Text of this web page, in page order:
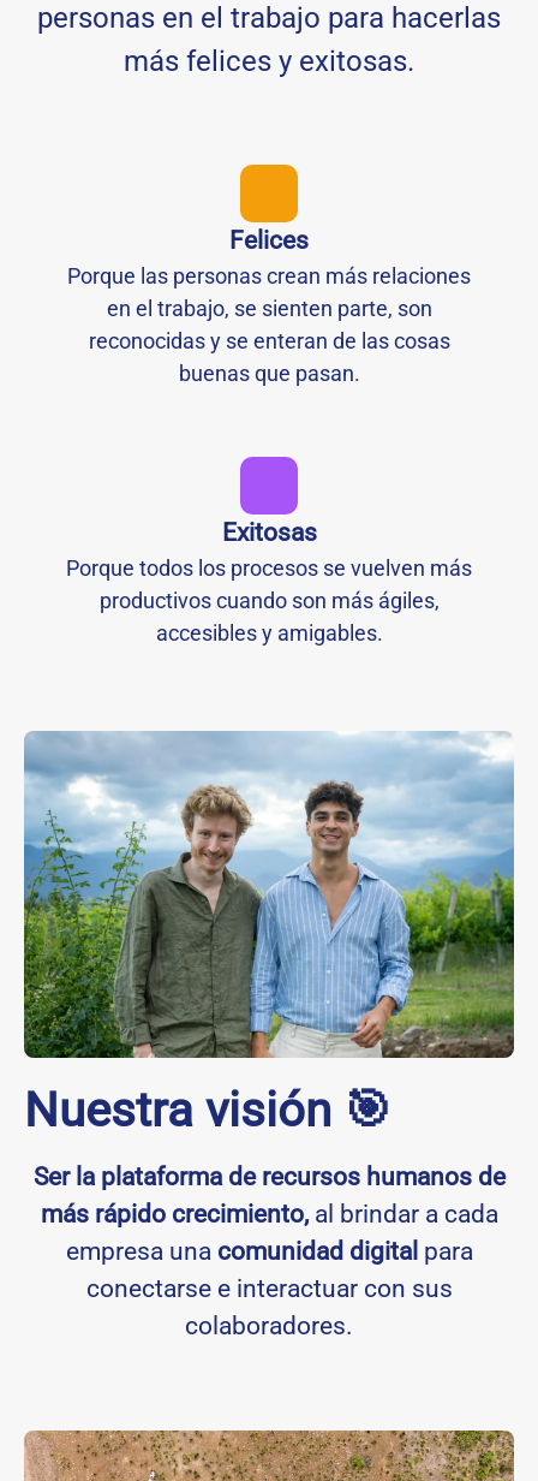
personas en el trabajo para hacerlas
más felices y exitosas.
Felices
Porque las personas crean más relaciones
en el trabajo, se sienten parte, son
reconocidas y se enteran de las cosas
buenas que pasan.
Exitosas
Porque todos los procesos se vuelven más
productivos cuando son más ágiles,
accesibles y amigables.
Nuestra visión 🎯
Ser la plataforma de recursos humanos de
más rápido crecimiento,al brindar a cada
empresa una comunidad digital para
conectarse e interactuar con sus
colaboradores.